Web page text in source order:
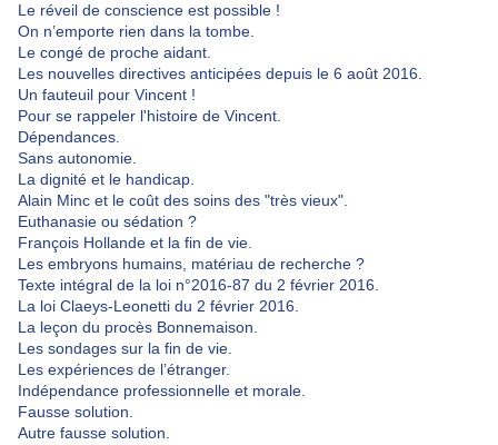
Le réveil de conscience est possible !
On n’emporte rien dans la tombe.
Le congé de proche aidant.
Les nouvelles directives anticipées depuis le 6 août 2016.
Un fauteuil pour Vincent !
Pour se rappeler l'histoire de Vincent.
Dépendances.
Sans autonomie.
La dignité et le handicap.
Alain Minc et le coût des soins des "très vieux".
Euthanasie ou sédation ?
François Hollande et la fin de vie.
Les embryons humains, matériau de recherche ?
Texte intégral de la loi n°2016-87 du 2 février 2016.
La loi Claeys-Leonetti du 2 février 2016.
La leçon du procès Bonnemaison.
Les sondages sur la fin de vie.
Les expériences de l’étranger.
Indépendance professionnelle et morale.
Fausse solution.
Autre fausse solution.